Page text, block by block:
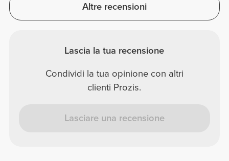
Altre recensioni
Lascia la tua recensione
Condividi la tua opinione con altri
clienti Prozis.
Lasciare una recensione